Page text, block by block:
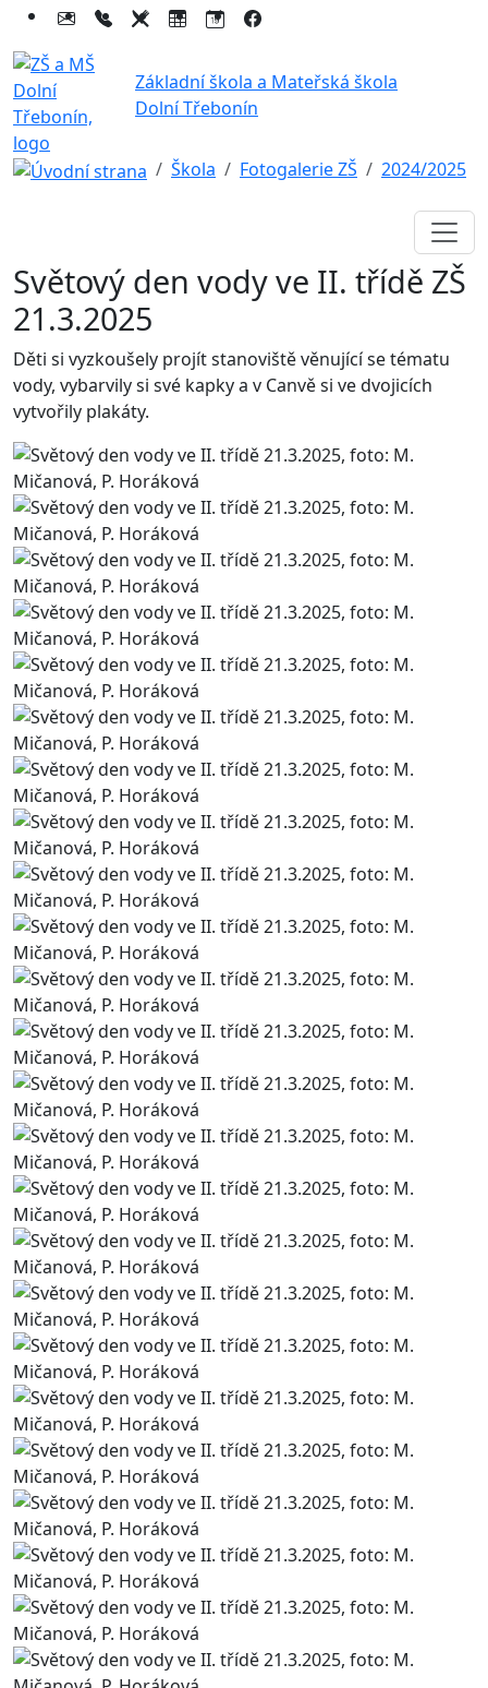
Základní škola a Mateřská škola
Dolní Třebonín
Škola Fotogalerie ZŠ 2024/2025
Světový den vody ve II. třídě ZŠ
21.3.2025
Děti si vyzkoušely projít stanoviště věnující se tématu
vody, vybarvily si své kapky a v Canvě si ve dvojicích
vytvořily plakáty.